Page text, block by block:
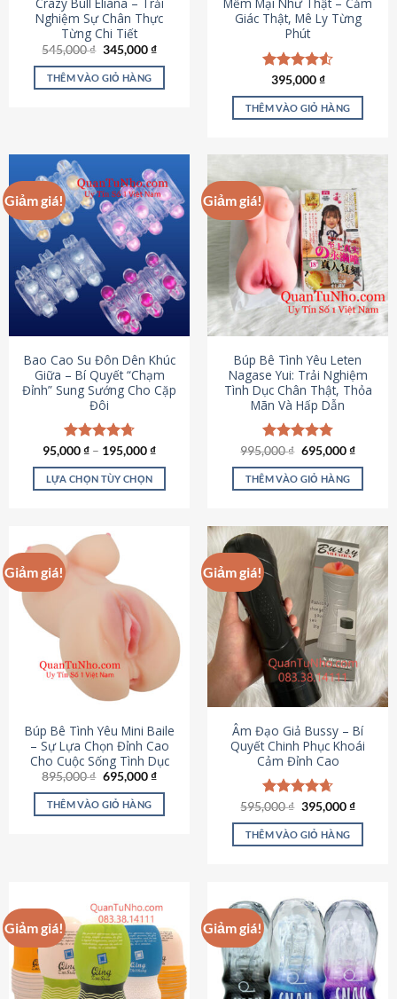
Crazy Bull Eliana – Trải
Nghiệm Sự Chân Thực
Từng Chi Tiết
545,000₫ Giá
là:
545,000 ₫.
345,000₫Giá
tại
THÊM VÀO GIỎ HÀNG
Mềm Mại Như Thật – Cảm
Giác Thật, Mê Ly Từng
Phút
Được xếp
hạng4.53
5 sao
395,000₫
THÊM VÀO GIỎ HÀNG
Giảm giá!
Bao Cao Su Đôn Dên Khúc
Giữa – Bí Quyết “Chạm
Đỉnh” Sung Sướng Cho Cặp
Đôi
Được xếp
hạng4.70
5 sao
95,000₫ – 195,000₫
LỰA CHỌN TÙY CHỌN
này
nhiều
biến
thể.
chọn
thể
chọn
trên
trang
sản
phẩm
Giảm giá!
Búp Bê Tình Yêu Leten
Nagase Yui: Trải Nghiệm
Tình Dục Chân Thật, Thỏa
Mãn Và Hấp Dẫn
Được xếp
hạng4.80
5 sao
995,000₫ Giá
là:
995,000 ₫.
695,000₫Giá
tại
THÊM VÀO GIỎ HÀNG
Giảm giá!
Búp Bê Tình Yêu Mini Baile
– Sự Lựa Chọn Đỉnh Cao
Cho Cuộc Sống Tình Dục
895,000₫ Giá
là:
895,000 ₫.
695,000₫Giá
tại
THÊM VÀO GIỎ HÀNG
Giảm giá!
Âm Đạo Giả Bussy – Bí
Quyết Chinh Phục Khoái
Cảm Đỉnh Cao
Được xếp
hạng4.64
5 sao
595,000₫ Giá
là:
595,000 ₫.
395,000₫Giá
tại
THÊM VÀO GIỎ HÀNG
Giảm giá! Giảm giá!